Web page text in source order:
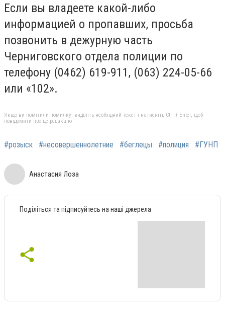
Если вы владеете какой-либо
информацией о пропавших, просьба
позвонить в дежурную часть
Черниговского отдела полиции по
телефону (0462) 619-911, (063) 224-05-66
или «102».
Якщо ви помітили помилку, виділіть необхідний текст і натисніть Ctrl + Enter, щоб
повідомити про це редакцію
#розыск #несовершеннолетние #беглецы #полиция #ГУНП
Анастасия Лоза
Поділіться та підписуйтесь на наші джерела